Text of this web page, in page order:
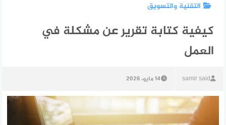
التقنية والتسويق
كيفية كتابة تقرير عن مشكلة في
العمل
samir said 14 مايو، 2026